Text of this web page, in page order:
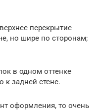
перекрытие
но шире по сторонам;
в одном оттенке
к задней стене.
оформления, то очень